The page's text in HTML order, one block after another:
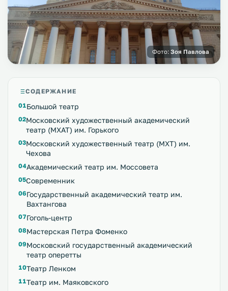
Фото: Зоя Павлова
СОДЕРЖАНИЕ
Большой театр
Московский художественный академический
театр (МХАТ) им. Горького
Московский художественный театр (МХТ) им.
Чехова
Академический театр им. Моссовета
Современник
Государственный академический театр им.
Вахтангова
Гоголь-центр
Мастерская Петра Фоменко
Московский государственный академический
театр оперетты
Театр Ленком
Театр им. Маяковского